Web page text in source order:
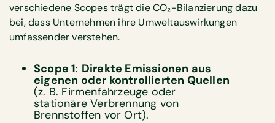
verschiedene Scopes trägt die CO₂-Bilanzierung dazu
bei, dass Unternehmen ihre Umweltauswirkungen
umfassender verstehen.
Scope 1: Direkte Emissionen aus
eigenen oder kontrollierten Quellen
(z. B. Firmenfahrzeuge oder
stationäre Verbrennung von
Brennstoffen vor Ort).